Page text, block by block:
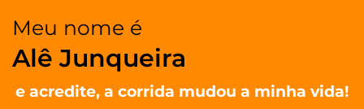
Meu nome é
Alê Junqueira
e acredite, a corrida mudou a minha vida!